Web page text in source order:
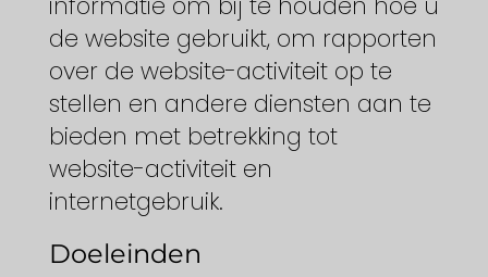
de website gebruikt, om rapporten
over de website-activiteit op te
stellen en andere diensten aan te
bieden met betrekking tot
website-activiteit en
internetgebruik.
Doeleinden